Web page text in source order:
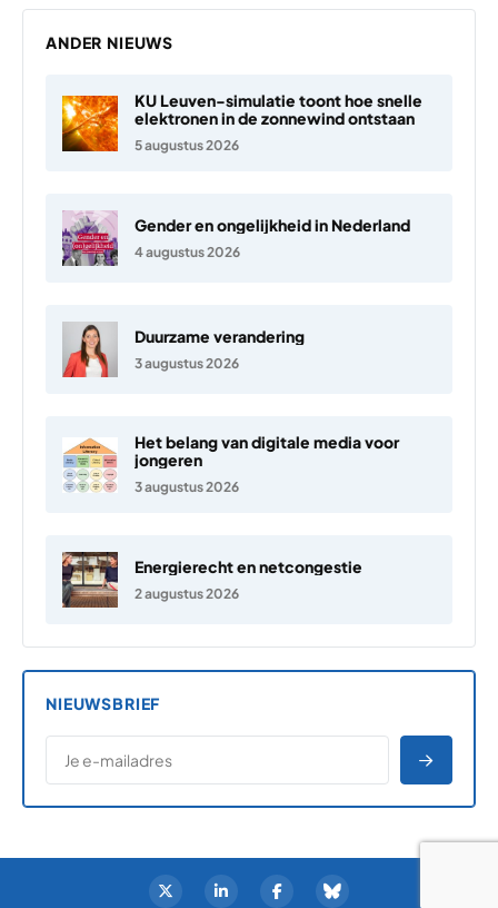
ANDER NIEUWS
KU Leuven-simulatie toont hoe snelle
elektronen in de zonnewind ontstaan
5 augustus 2026
Gender en ongelijkheid in Nederland
4 augustus 2026
Duurzame verandering
3 augustus 2026
Het belang van digitale media voor
jongeren
3 augustus 2026
Energierecht en netcongestie
2 augustus 2026
NIEUWSBRIEF
E-MAILADRES
*